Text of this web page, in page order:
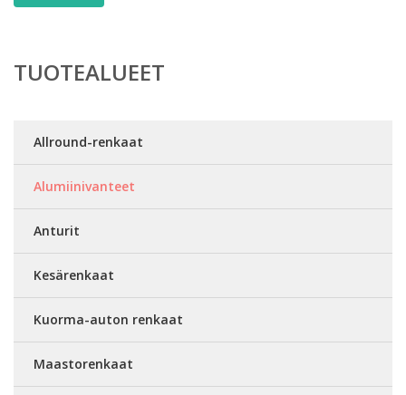
TUOTEALUEET
Allround-renkaat
Alumiinivanteet
Anturit
Kesärenkaat
Kuorma-auton renkaat
Maastorenkaat